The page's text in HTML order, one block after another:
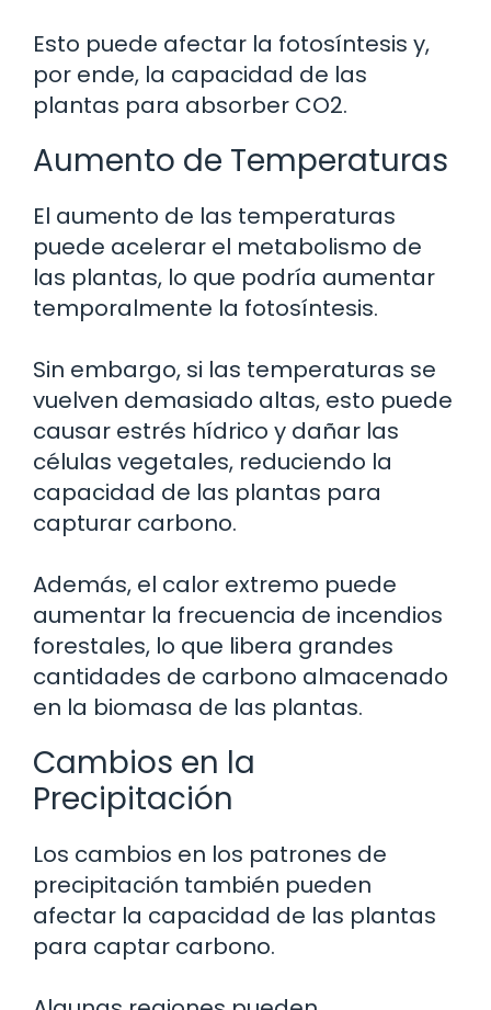
Esto puede afectar la fotosíntesis y,
por ende, la capacidad de las
plantas para absorber CO2.
Aumento de Temperaturas
El aumento de las temperaturas
puede acelerar el metabolismo de
las plantas, lo que podría aumentar
temporalmente la fotosíntesis.
Sin embargo, si las temperaturas se
vuelven demasiado altas, esto puede
causar estrés hídrico y dañar las
células vegetales, reduciendo la
capacidad de las plantas para
capturar carbono.
Además, el calor extremo puede
aumentar la frecuencia de incendios
forestales, lo que libera grandes
cantidades de carbono almacenado
en la biomasa de las plantas.
Cambios en la
Precipitación
Los cambios en los patrones de
precipitación también pueden
afectar la capacidad de las plantas
para captar carbono.